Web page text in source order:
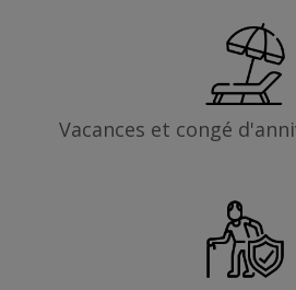
Vacances et congé